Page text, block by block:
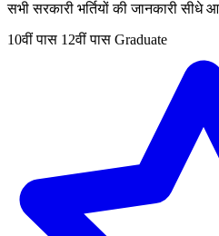
सभी सरकारी भर्तियों की जानकारी सीधे
10वीं पास 12वीं पास Graduate